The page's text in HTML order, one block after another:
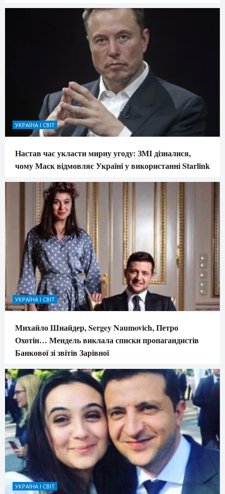
УКРАЇНА І СВІТ
Настав час укласти мирну угоду: ЗМІ дізналися,
чому Маск відмовляє Україні у використанні Starlink
УКРАЇНА І СВІТ
Михайло Шнайдер, Sergey Naumovich, Петро
Охотін… Мендель виклала списки пропагандистів
Банкової зі звітів Зарівної
УКРАЇНА І СВІТ